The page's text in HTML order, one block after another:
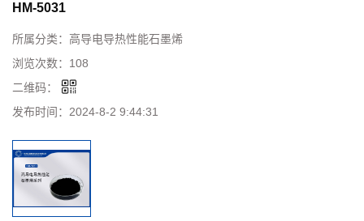
HM-5031
所属分类： 高导电导热性能石墨烯
浏览次数： 108
二维码：
发布时间： 2024-8-2 9:44:31